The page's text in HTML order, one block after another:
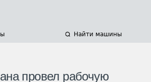
Найти машины
провел рабочую